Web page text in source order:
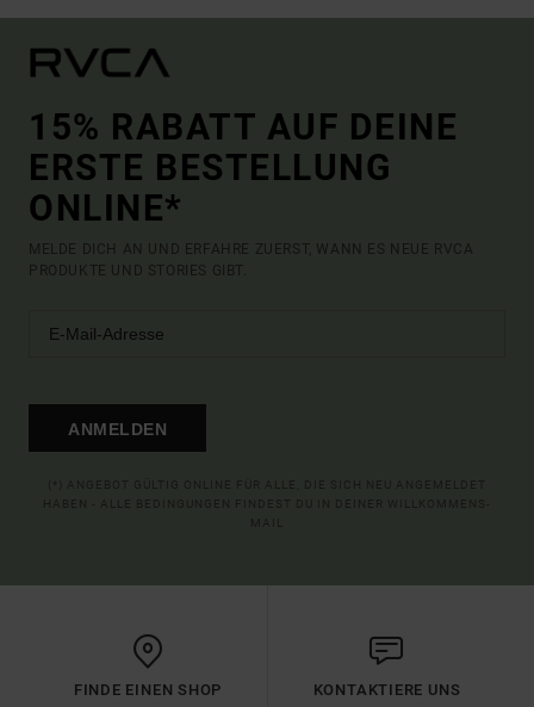
15% RABATT AUF DEINE
ERSTE BESTELLUNG
ONLINE*
MELDE DICH AN UND ERFAHRE ZUERST, WANN ES NEUE RVCA
PRODUKTE UND STORIES GIBT.
ANMELDEN
FINDE EINEN SHOP KONTAKTIERE UNS